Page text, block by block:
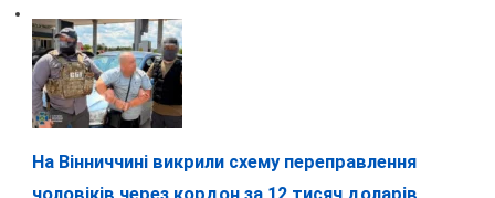
На Вінниччині викрили схему переправлення